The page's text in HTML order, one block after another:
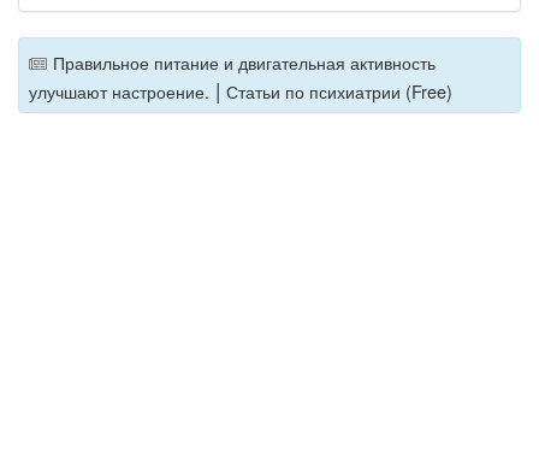
Правильное питание и двигательная активность
улучшают настроение. | Статьи по психиатрии (Free)